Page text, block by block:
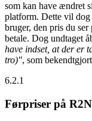
som kan have ændret
platform. Dette vil dog
bruger, den pris du
betale. Dog undtaget
have indset, at der er
tro)", som
6.2.1
Førpriser på